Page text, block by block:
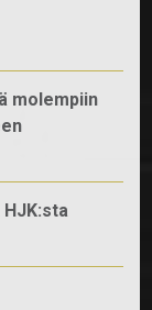
molempiin